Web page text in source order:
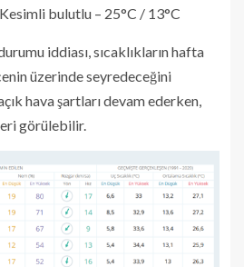
bulutlu – 25°C / 13°C
iddiası, sıcaklıkların hafta
üzerinde seyredeceğini
hava şartları devam ederken,
görülebilir.